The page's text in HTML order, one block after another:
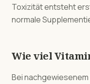
Toxizität entsteht
normale
Wie viel
Bei